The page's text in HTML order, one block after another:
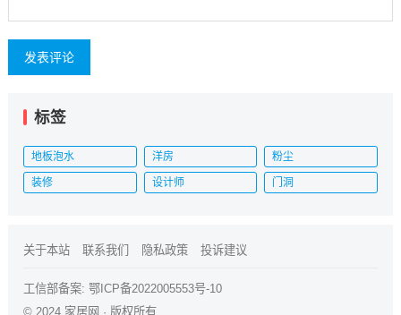
标签
地板泡水 洋房 粉尘
装修 设计师 门洞
关于本站 联系我们 隐私政策 投诉建议
工信部备案: 鄂ICP备2022005553号-10
© 2024 家居网 · 版权所有